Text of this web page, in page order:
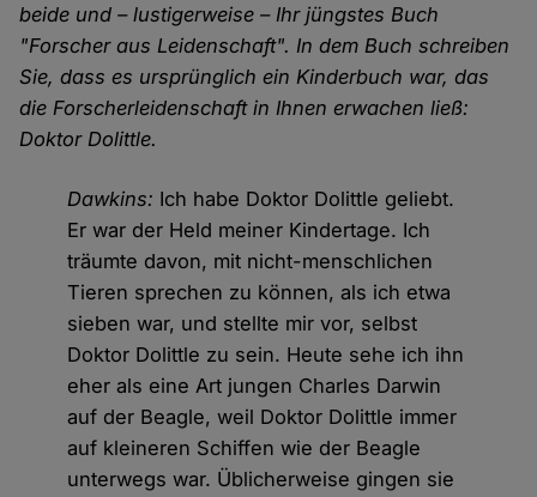
beide und – lustigerweise – Ihr jüngstes Buch
"Forscher aus Leidenschaft". In dem Buch schreiben
Sie, dass es ursprünglich ein Kinderbuch war, das
die Forscherleidenschaft in Ihnen erwachen ließ:
Doktor Dolittle.
Dawkins: Ich habe Doktor Dolittle geliebt.
Er war der Held meiner Kindertage. Ich
träumte davon, mit nicht-menschlichen
Tieren sprechen zu können, als ich etwa
sieben war, und stellte mir vor, selbst
Doktor Dolittle zu sein. Heute sehe ich ihn
eher als eine Art jungen Charles Darwin
auf der Beagle, weil Doktor Dolittle immer
auf kleineren Schiffen wie der Beagle
unterwegs war. Üblicherweise gingen sie